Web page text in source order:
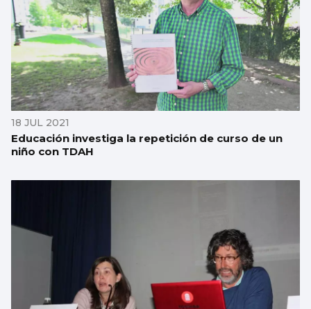
18 JUL 2021
Educación investiga la repetición de curso de un
niño con TDAH